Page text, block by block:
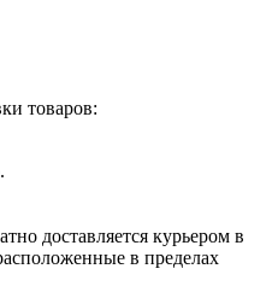
товаров:
доставляется курьером в
в пределах